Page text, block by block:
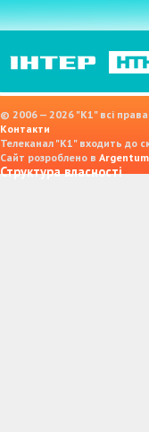
© 2006 — 2026 "K1" всі
Контакти
Телеканал "К1" входить до
Сайт розроблено в
Структура власності